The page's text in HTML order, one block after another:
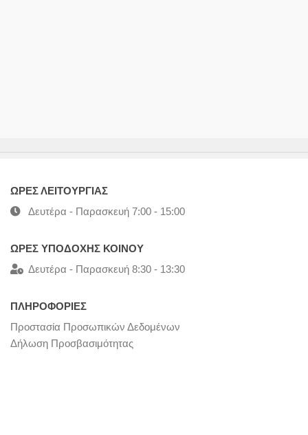
ΩΡΕΣ ΛΕΙΤΟΥΡΓΙΑΣ
Δευτέρα - Παρασκευή 7:00 - 15:00
ΩΡΕΣ ΥΠΟΔΟΧΗΣ ΚΟΙΝΟΥ
Δευτέρα - Παρασκευή 8:30 - 13:30
ΠΛΗΡΟΦΟΡΙΕΣ
Προστασία Προσωπικών Δεδομένων
Δήλωση Προσβασιμότητας